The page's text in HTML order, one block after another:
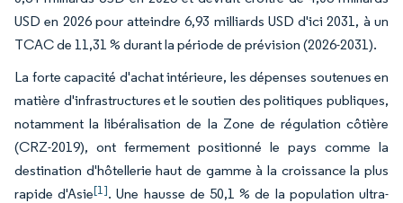
USD en 2026 pour atteindre 6,93 milliards USD d'ici 2031, à un
TCAC de 11,31 % durant la période de prévision (2026-2031).
La forte capacité d'achat intérieure, les dépenses soutenues en
matière d'infrastructures et le soutien des politiques publiques,
notamment la libéralisation de la Zone de régulation côtière
(CRZ-2019), ont fermement positionné le pays comme la
destination d'hôtellerie haut de gamme à la croissance la plus
rapide d'Asie[1]. Une hausse de 50,1 % de la population ultra-